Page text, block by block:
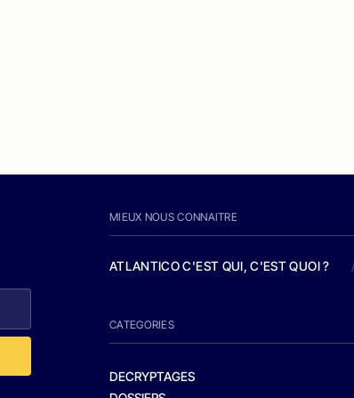
MIEUX NOUS CONNAITRE
ATLANTICO C'EST QUI, C'EST QUOI ? /
CATEGORIES
DECRYPTAGES